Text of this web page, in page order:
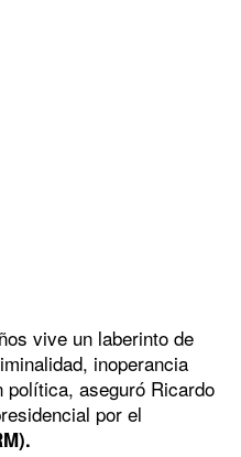
vive un laberinto de
inoperancia
política, aseguró Ricardo
por el